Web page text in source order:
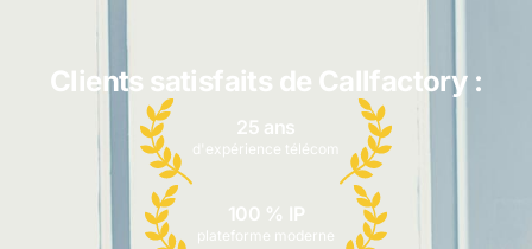
Clients satisfaits de Callfactory :
25 ans
d'expérience télécom
100 % IP
plateforme moderne